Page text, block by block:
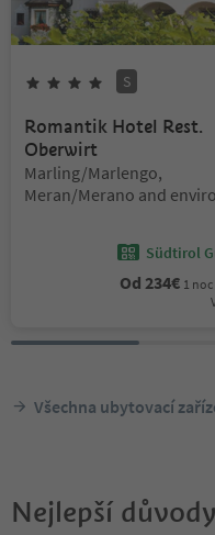
hvězdy
S
Romantik Hotel Rest.
Oberwirt
Lokalita:
Marling/Marlengo,
Meran/Merano and
Südtirol
Od 234€ 1
Všechna ubytovací
Nejlepší